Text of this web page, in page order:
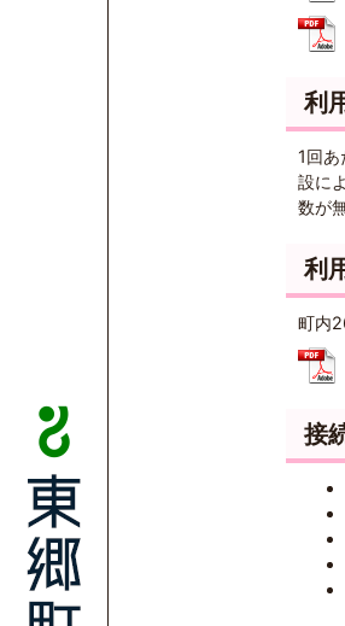
利
1回
設に
数が
利
町内
接